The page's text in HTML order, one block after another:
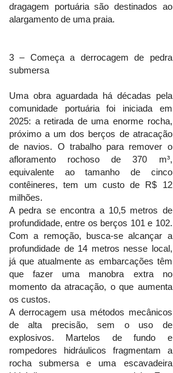
dragagem portuária são destinados ao
alargamento de uma praia.
3 – Começa a derrocagem de pedra
submersa
Uma obra aguardada há décadas pela
comunidade portuária foi iniciada em
2025: a retirada de uma enorme rocha,
próximo a um dos berços de atracação
de navios. O trabalho para remover o
afloramento rochoso de 370 m³,
equivalente ao tamanho de cinco
contêineres, tem um custo de R$ 12
milhões.
A pedra se encontra a 10,5 metros de
profundidade, entre os berços 101 e 102.
Com a remoção, busca-se alcançar a
profundidade de 14 metros nesse local,
já que atualmente as embarcações têm
que fazer uma manobra extra no
momento da atracação, o que aumenta
os custos.
A derrocagem usa métodos mecânicos
de alta precisão, sem o uso de
explosivos. Martelos de fundo e
rompedores hidráulicos fragmentam a
rocha submersa e uma escavadeira